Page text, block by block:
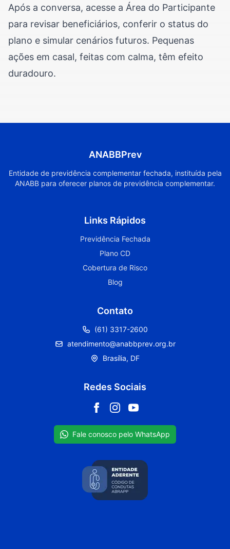
Após a conversa, acesse a Área do Participante
para revisar beneficiários, conferir o status do
plano e simular cenários futuros. Pequenas
ações em casal, feitas com calma, têm efeito
duradouro.
ANABBPrev
Entidade de previdência complementar fechada, instituída pela
ANABB para oferecer planos de previdência complementar.
Links Rápidos
Previdência Fechada
Plano CD
Cobertura de Risco
Blog
Contato
(61) 3317-2600
atendimento@anabbprev.org.br
Brasília, DF
Redes Sociais
Fale conosco pelo WhatsApp